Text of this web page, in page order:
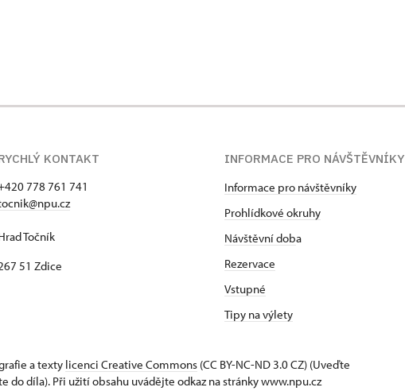
KONTAKT
778 761 741
Točník
51 Zdice
INFORMACE PRO NÁVŠTĚVNÍKY
Informace pro návštěvníky
Prohlídkové okruhy
Návštěvní doba
Rezervace
Vstupné
Tipy na výlety
a texty licenci Creative Commons (CC BY-NC-ND 3.0 CZ) (Uveďte
do díla). Při užití obsahu uvádějte odkaz na stránky www.npu.cz